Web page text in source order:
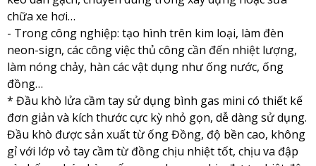
chữa xe hơi…
- Trong công nghiệp: tạo hình trên kim loại, làm đèn
neon-sign, các công việc thủ công cần đến nhiệt lượng,
làm nóng chảy, hàn các vật dụng như ống nước, ống
đồng…
* Đầu khò lửa cầm tay sử dụng bình gas mini có thiết kế
đơn giản và kích thước cực kỳ nhỏ gọn, dễ dàng sử dụng.
Đầu khò được sản xuất từ ống Đồng, độ bền cao, không
gỉ với lớp vỏ tay cầm từ đồng chịu nhiệt tốt, chịu va đập